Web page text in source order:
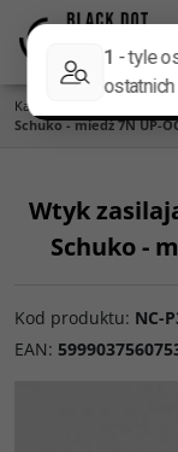
Kategoria główna
Schuko - miedź 7N UP-
Wtyk
Schuko -
Kod produktu: NC-
EAN: